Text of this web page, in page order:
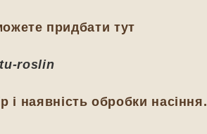
придбати тут
roslin
наявність обробки насіння.